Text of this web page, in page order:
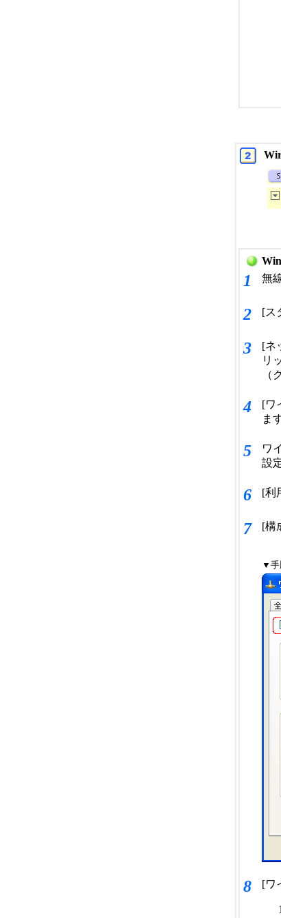
1 無
2 [ス
3
[ネ
リ
（
4
[ワ
ま
5
ワ
設
6 [利
7 [構
▼手
8 [ワ